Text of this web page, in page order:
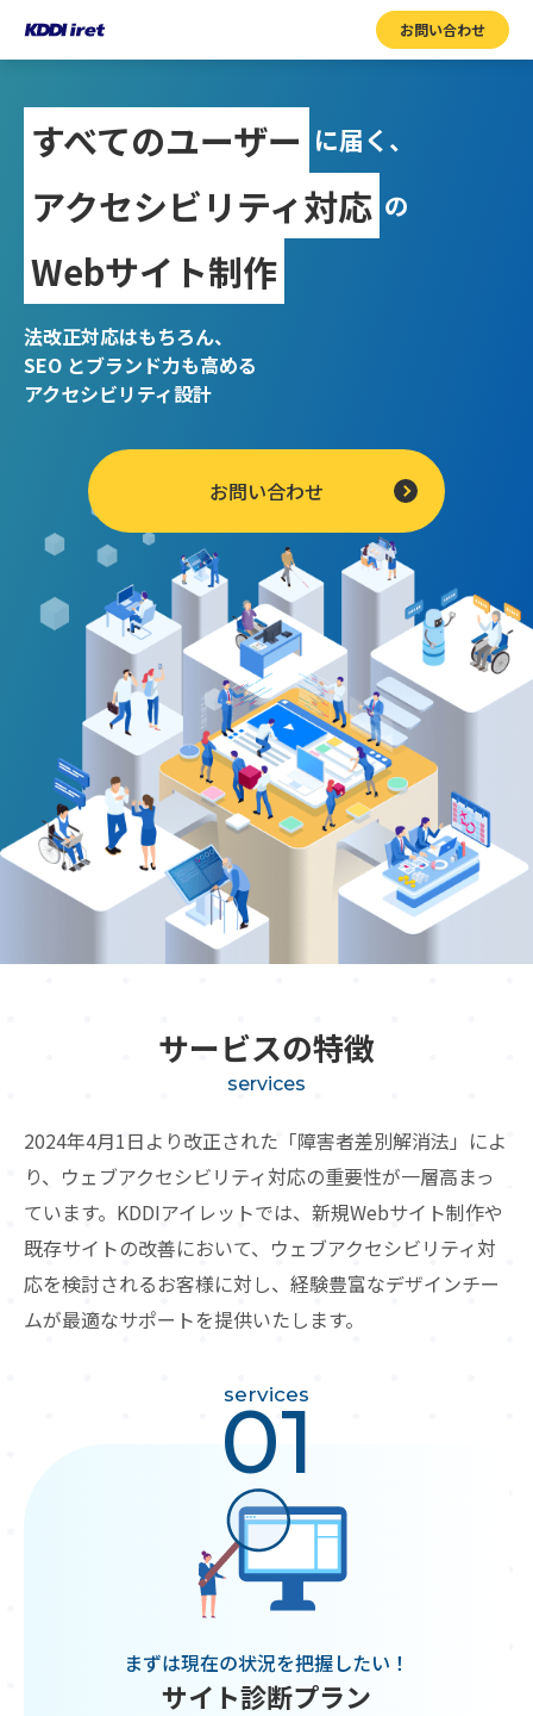
お問い合わせ
すべてのユーザー に届く、
アクセシビリティ対応 の
Webサイト制作
法改正対応はもちろん、
SEO とブランド力も高める
アクセシビリティ設計
お問い合わせ
サービスの特徴
services
2024年4月1日より改正された「障害者差別解消法」によ
り、ウェブアクセシビリティ対応の重要性が一層高まっ
ています。 KDDIアイレットでは、新規Webサイト制作や
既存サイトの改善において、 ウェブアクセシビリティ対
応を検討されるお客様に対し、経験豊富なデザインチー
ムが最適なサポートを提供いたします。
services
01
まずは現在の状況を把握したい！
サイト診断プラン